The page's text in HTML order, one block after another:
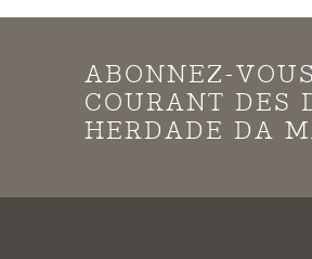
ABONNEZ-
COURANT DES
HERDADE DA